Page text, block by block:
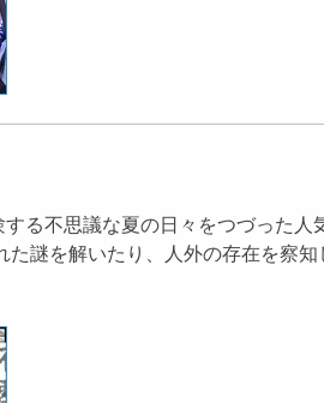
る不思議な夏の日々をつづった人
た謎を解いたり、人外の存在を察